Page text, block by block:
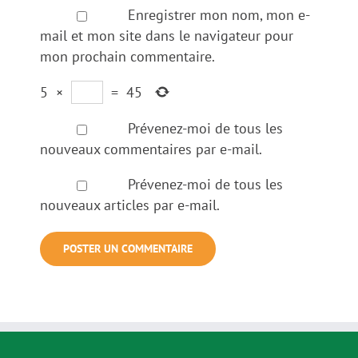
Enregistrer mon nom, mon e-
mail et mon site dans le navigateur pour
mon prochain commentaire.
5 × = 45
Prévenez-moi de tous les
nouveaux commentaires par e-mail.
Prévenez-moi de tous les
nouveaux articles par e-mail.